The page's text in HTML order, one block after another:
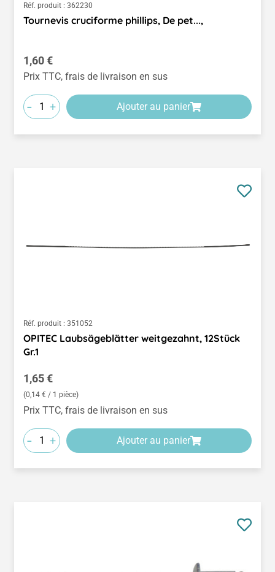
Réf. produit : 362230
Tournevis cruciforme phillips, De pet...,
Prix régulier :
1,60 €
Prix TTC, frais de livraison en sus
- + Ajouter au panier
Réf. produit : 351052
OPITEC Laubsägeblätter weitgezahnt, 12Stück
Gr.1
Prix régulier :
1,65 €
(0,14 € / 1 pièce)
Prix TTC, frais de livraison en sus
- + Ajouter au panier